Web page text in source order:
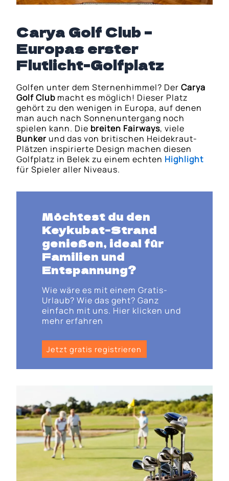
Carya Golf Club –
Europas erster
Flutlicht-Golfplatz
Golfen unter dem Sternenhimmel? DerCarya
Golf Club macht es möglich! Dieser Platz
gehört zu den wenigen in Europa, auf denen
man auch nach Sonnenuntergang noch
spielen kann. Die breiten Fairways, viele
Bunker und das von britischen Heidekraut-
Plätzen inspirierte Design machen diesen
Golfplatz in Belek zu einem echten Highlight
für Spieler aller Niveaus.
Möchtest du den
Keykubat-Strand
genießen, ideal für
Familien und
Entspannung?
Wie wäre es mit einem Gratis-
Urlaub? Wie das geht? Ganz
einfach mit uns. Hier klicken und
mehr erfahren
Jetzt gratis registrieren